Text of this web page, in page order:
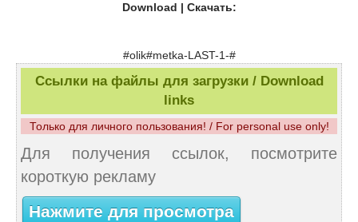
Download | Скачать:
#olik#metka-LAST-1-#
Ссылки на файлы для загрузки / Download
links
Только для личного пользования! / For personal use only!
Для получения ссылок, посмотрите
короткую рекламу
Нажмите для просмотра